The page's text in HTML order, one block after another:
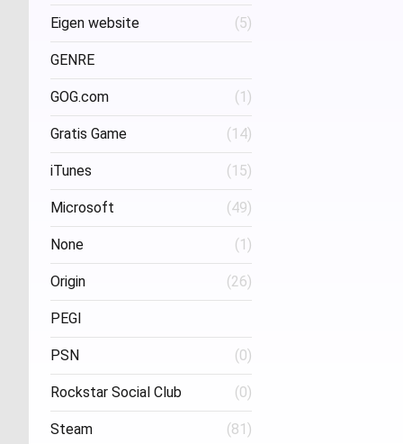
Project Three Interactive
Stud
Eigen website (5)
GENRE
FPS (1)
GOG.com (1)
Gratis Game (14)
iTunes (15)
Microsoft (49)
None (1)
Origin (26)
PEGI
Age 16 (1)
PSN (0)
Rockstar Social Club (0)
Steam (81)